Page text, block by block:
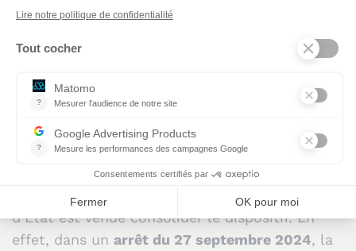
12
la République et à la protection des élèves
préciser la procédure disciplinaire applicable
aux valeurs de la République ou au principe de
Au-delà des textes, la jurisprudence du Conseil
d’État est venue consolider le dispositif. En
effet, dans un arrêt du 27 septembre 2024, la